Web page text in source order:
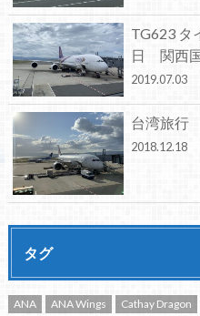
TG623
日 関西
2019.07.03
台湾旅行
2018.12.18
タグ
ANA ANA Wings Cathay Dragon